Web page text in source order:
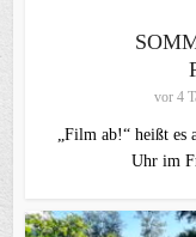
vor 4
„Film ab!“ heißt
Uhr im